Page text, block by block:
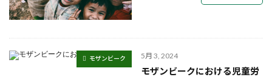
モザンビーク 5月 3, 2024
モザンビークにおける児童労